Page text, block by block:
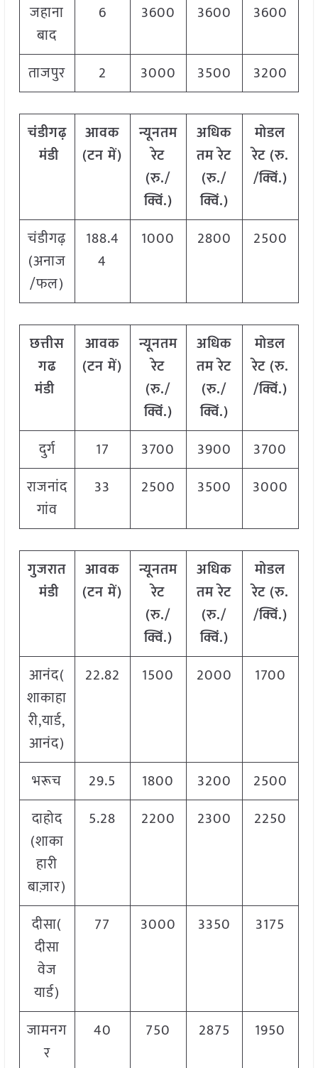
जहाना
बाद
6 3600 3600 3600
ताजपुर 2 3000 3500 3200
चंडीगढ़
मंडी
आवक
(टन में)
न्यूनतम
रेट
(रु./
क्विं.)
अधिक
तम रेट
(रु./
क्विं.)
मोडल
रेट (रु.
/क्विं.)
चंडीगढ़
(अनाज
/फल)
188.4
4
1000 2800 2500
छत्तीस
गढ
मंडी
आवक
(टन में)
न्यूनतम
रेट
(रु./
क्विं.)
अधिक
तम रेट
(रु./
क्विं.)
मोडल
रेट (रु.
/क्विं.)
दुर्ग 17 3700 3900
3700
राजनांद
गांव
33 2500 3500 3000
गुजरात
मंडी
आवक
(टन में)
न्यूनतम
रेट
(रु./
क्विं.)
अधिक
तम रेट
(रु./
क्विं.)
मोडल
रेट (रु.
/क्विं.)
आनंद(
शाकाहा
री,यार्ड,
आनंद)
22.82 1500 2000 1700
भरूच 29.5 1800 3200
2500
दाहोद
(शाका
हारी
बाज़ार)
5.28 2200 2300 2250
दीसा(
दीसा
वेज
यार्ड)
77 3000 3350 3175
जामनग
र
40 750 2875 1950